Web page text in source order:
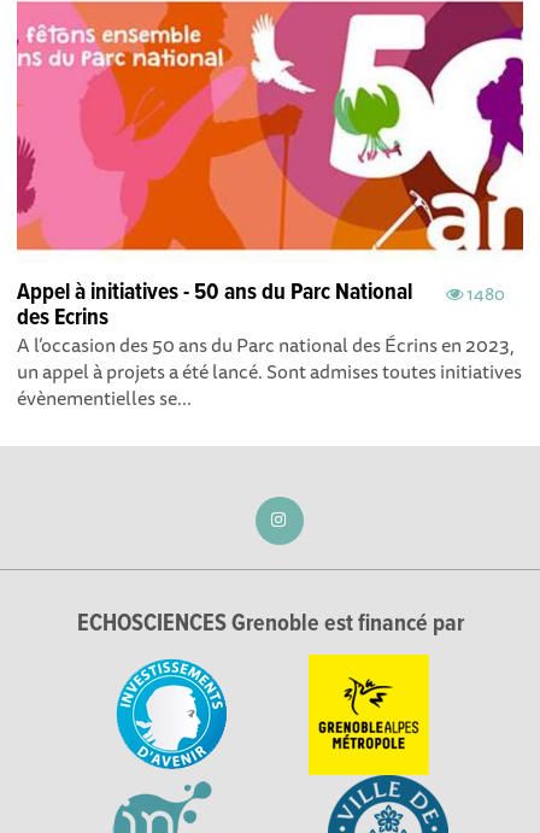
1480
Appel à initiatives - 50 ans du Parc National
des Ecrins
A l’occasion des 50 ans du Parc national des Écrins en 2023,
un appel à projets a été lancé. Sont admises toutes initiatives
évènementielles se...
ECHOSCIENCES Grenoble est financé par